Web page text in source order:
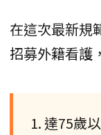
在這次最新規
招募外籍看護
1. 達75歲